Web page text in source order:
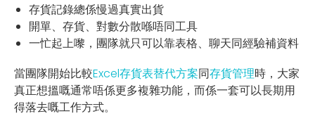
存貨記錄總係慢過真實出貨
開單、存貨、對數分散喺唔同工具
一忙起上嚟，團隊就只可以靠表格、聊天同經驗補資料
當團隊開始比較Excel存貨表替代方案同存貨管理時，大家
真正想搵嘅通常唔係更多複雜功能，而係一套可以長期用
得落去嘅工作方式。